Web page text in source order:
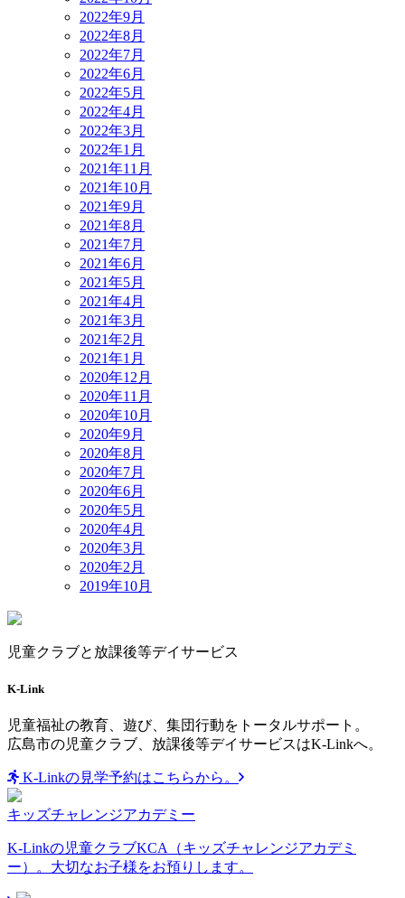
2022年9月
2022年8月
2022年7月
2022年6月
2022年5月
2022年4月
2022年3月
2022年1月
2021年11月
2021年10月
2021年9月
2021年8月
2021年7月
2021年6月
2021年5月
2021年4月
2021年3月
2021年2月
2021年1月
2020年12月
2020年11月
2020年10月
2020年9月
2020年8月
2020年7月
2020年6月
2020年5月
2020年4月
2020年3月
2020年2月
2019年10月
児童クラブと放課後等デイサービス
K-Link
児童福祉の教育、遊び、集団行動をトータルサポート。
広島市の児童クラブ、放課後等デイサービスはK-Linkへ。
K-Linkの見学予約はこちらから。
キッズチャレンジアカデミー
K-Linkの児童クラブKCA（キッズチャレンジアカデミ
ー）。大切なお子様をお預りします。